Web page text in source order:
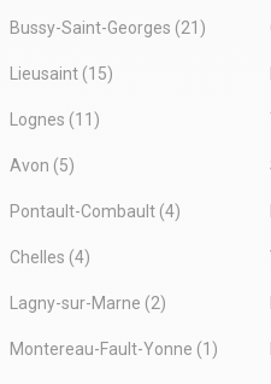
Bussy-Saint-Georges (21)
Lieusaint (15)
Lognes (11)
Avon (5)
Pontault-Combault (4)
Chelles (4)
Lagny-sur-Marne (2)
Montereau-Fault-Yonne (1)